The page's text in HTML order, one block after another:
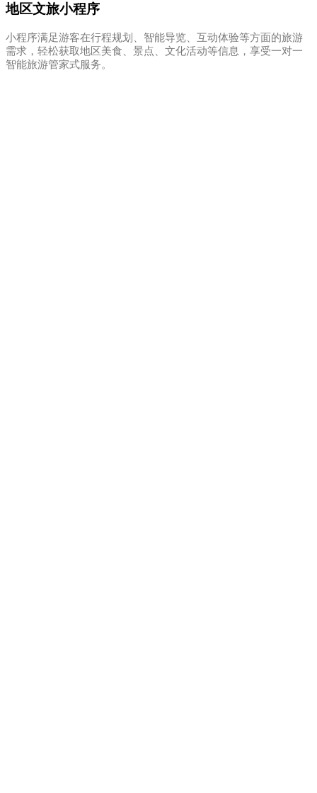
地区文旅小程序
小程序满足游客在行程规划、智能导览、互动体验等方面的旅游
需求，轻松获取地区美食、景点、文化活动等信息，享受一对一
智能旅游管家式服务。